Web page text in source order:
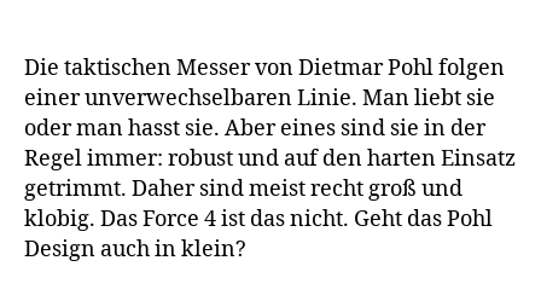
Die taktischen Messer von Dietmar Pohl folgen
einer unverwechselbaren Linie. Man liebt sie
oder man hasst sie. Aber eines sind sie in der
Regel immer: robust und auf den harten Einsatz
getrimmt. Daher sind meist recht groß und
klobig. Das Force 4 ist das nicht. Geht das Pohl
Design auch in klein?